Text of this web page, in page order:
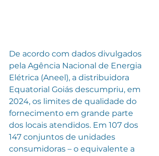
De acordo com dados divulgados
pela Agência Nacional de Energia
Elétrica (Aneel), a distribuidora
Equatorial Goiás descumpriu, em
2024, os limites de qualidade do
fornecimento em grande parte
dos locais atendidos. Em 107 dos
147 conjuntos de unidades
consumidoras – o equivalente a